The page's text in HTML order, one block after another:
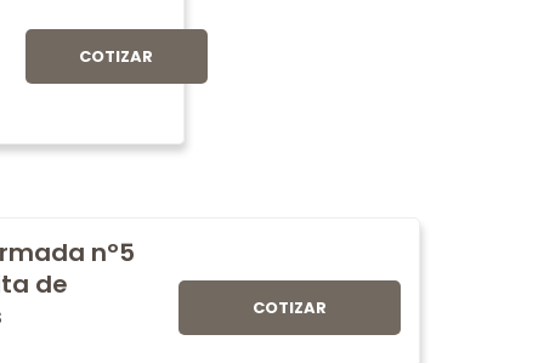
COTIZAR
nº5
de
COTIZAR